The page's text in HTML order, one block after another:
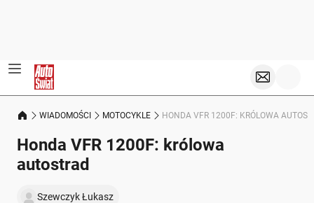
WIADOMOŚCI MOTOCYKLE HONDA VFR 1200F: KRÓLOWA
Honda VFR 1200F: królowa
autostrad
Szewczyk Łukasz